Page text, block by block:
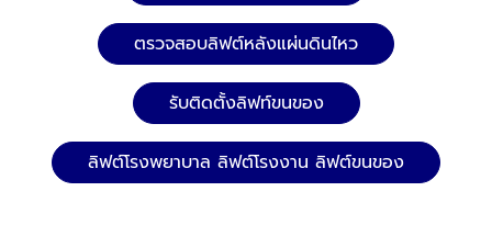
ตรวจสอบลิฟต์หลังแผ่นดินไหว
รับติดตั้งลิฟท์ขนของ
ลิฟต์โรงพยาบาล ลิฟต์โรงงาน ลิฟต์ขนของ